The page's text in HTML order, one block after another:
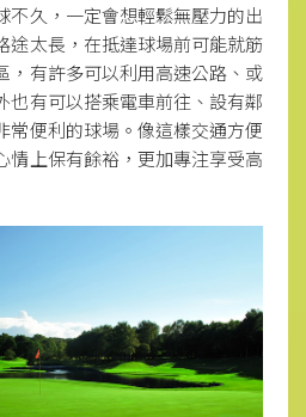
不久，一定會想輕鬆無壓力的出
途太長，在抵達球場前可能就筋
，有許多可以利用高速公路、或
也有可以搭乘電車前往、設有鄰
常便利的球場。像這樣交通方便
情上保有餘裕，更加專注享受高